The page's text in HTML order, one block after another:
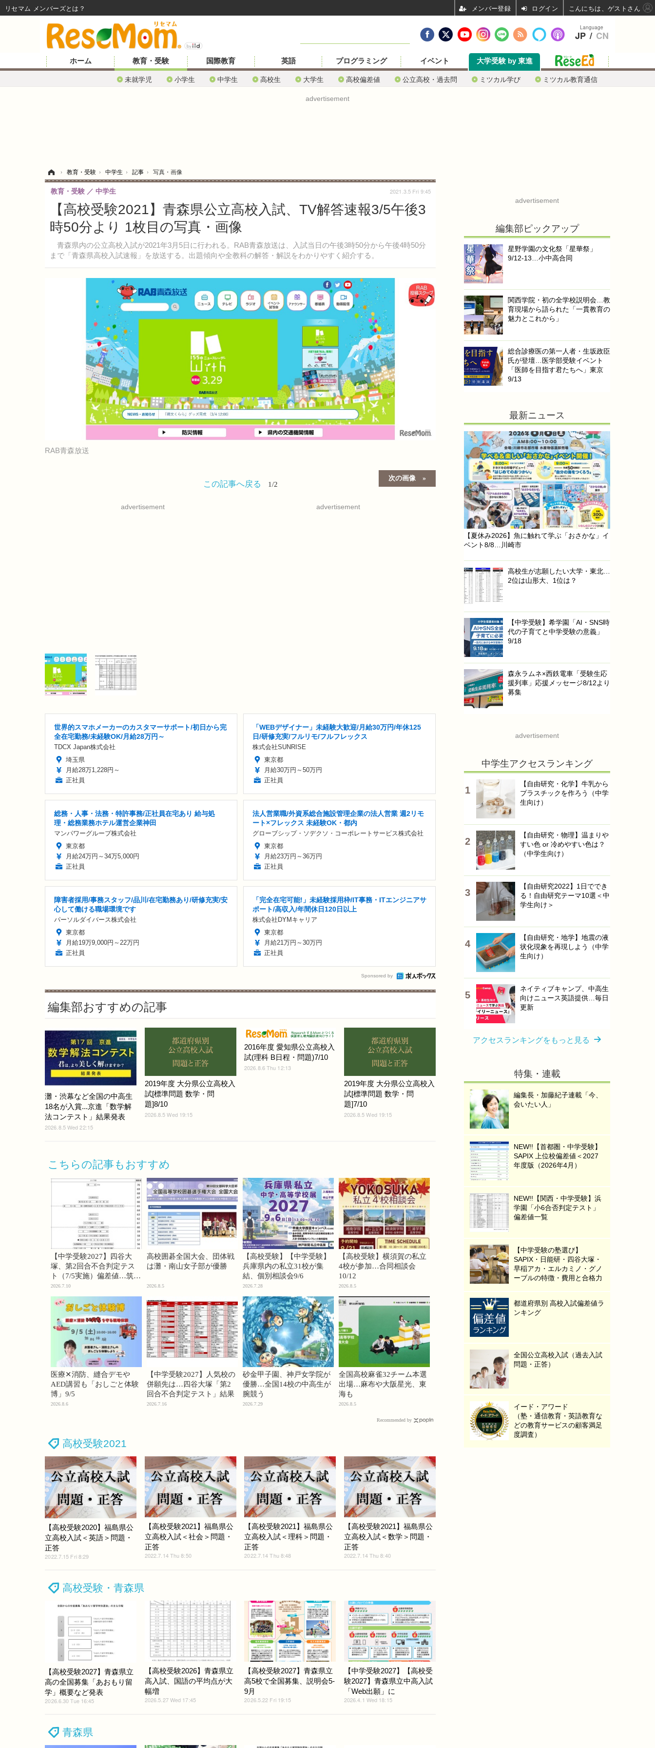
ホーム 教育・受験
未就学児 小学生 中学生 高校生 大学生 高校偏差値 公立高校・過去問 ミツカル学び ミツカル教育通信
国際教育 英語 プログラミング イベント 大学受験 by 東進
advertisement
› 教育・受験 › 中学生 › 記事 › 写真・画像
【高校受験2021】青森県公立高校入試、TV解答速報3/5午後3
時50分より 1枚目の写真・画像
青森県内の公立高校入試が2021年3月5日に行われる。RAB青森放送は、入試当日の午後3時50分から午後4時50分
まで「青森県高校入試速報」を放送する。出題傾向や全教科の解答・解説をわかりやすく紹介する。
教育・受験 中学生 2021.3.5 Fri 9:45
RAB青森放送
次の画像
この記事へ戻る 1/2
advertisement advertisement
世界的スマホメーカーのカスタマーサポート/初日から完
全在宅勤務/未経験OK/月給28万円～
TDCX Japan株式会社
埼玉県
月給28万1,228円～
正社員
「WEBデザイナー」未経験大歓迎/月給30万円/年休125
日/研修充実/フルリモ/フルフレックス
株式会社SUNRISE
東京都
月給30万円～50万円
正社員
総務・人事・法務・特許事務/正社員在宅あり 給与処
理・総務業務ホテル運営企業神田
マンパワーグループ株式会社
東京都
月給24万円～34万5,000円
正社員
法人営業職/外資系総合施設管理企業の法人営業 週2リモ
ート×フレックス 未経験OK・都内
グローブシップ・ソデクソ・コーポレートサービス株式会社
東京都
月給23万円～36万円
正社員
障害者採用/事務スタッフ/品川/在宅勤務あり/研修充実/安
心して働ける職場環境です
パーソルダイバース株式会社
東京都
月給19万9,000円～22万円
正社員
「完全在宅可能!」未経験採用枠/IT事務・ITエンジニアサ
ポート/高収入/年間休日120日以上
株式会社DYMキャリア
東京都
月給21万円～30万円
正社員
Sponsored by
編集部おすすめの記事
灘・渋幕など全国の中高生
18名が入賞...京進「数学解
法コンテスト」結果発表
2026.8.5 Wed 22:15
2019年度 大分県公立高校入
試[標準問題 数学・問
題]8/10
2026.8.5 Wed 19:15
2016年度 愛知県公立高校入
試(理科 B日程・問題)7/10
2026.8.6 Thu 12:13
2019年度 大分県公立高校入
試[標準問題 数学・問
題]7/10
2026.8.5 Wed 19:15
こちらの記事もおすすめ
【中学受験2027】四谷大
塚、第2回合不合判定テス
ト（7/5実施）偏差値…筑駒
74・桜蔭70＜PR＞
2026.7.10
高校囲碁全国大会、団体戦
は灘・南山女子部が優勝
2026.8.5
【高校受験】【中学受験】
兵庫県内の私立31校が集
結、個別相談会9/6
2026.7.28
【高校受験】横須賀の私立
4校が参加…合同相談会
10/12
2026.8.5
医療✕消防、縫合デモや
AED講習も「おしごと体験
博」9/5
2026.8.6
【中学受験2027】人気校の
併願先は…四谷大塚「第2
回合不合判定テスト」結果
2026.7.16
砂金甲子園、神戸女学院が
優勝…全国14校の中高生が
腕競う
2026.7.29
全国高校麻雀32チーム本選
出場…麻布や大阪星光、東
海も
2026.8.5
Recommended by
高校受験2021
【高校受験2020】福島県公
立高校入試＜英語＞問題・
正答
2022.7.15 Fri 8:29
【高校受験2021】福島県公
立高校入試＜社会＞問題・
正答
2022.7.14 Thu 8:50
【高校受験2021】福島県公
立高校入試＜理科＞問題・
正答
2022.7.14 Thu 8:48
【高校受験2021】福島県公
立高校入試＜数学＞問題・
正答
2022.7.14 Thu 8:40
高校受験・青森県
【高校受験2027】青森県立
高の全国募集「あおもり留
学」概要など発表
2026.6.30 Tue 16:45
【高校受験2026】青森県立
高入試、国語の平均点が大
幅増
2026.5.27 Wed 17:45
【高校受験2027】青森県立
高5校で全国募集、説明会5-
9月
2026.5.22 Fri 19:15
【中学受験2027】【高校受
験2027】青森県立中高入試
「Web出願」に
2026.4.1 Wed 18:15
青森県
advertisement
編集部ピックアップ
星野学園の文化祭「星華祭」
9/12-13…小中高合同
関西学院・初の全学校説明会…教
育現場から語られた「一貫教育の
魅力とこれから」
総合診療医の第一人者・生坂政臣
氏が登壇…医学部受験イベント
「医師を目指す君たちへ」東京
9/13
最新ニュース
【夏休み2026】魚に触れて学ぶ「おさかな」イ
ベント8/8…川崎市
高校生が志願したい大学・東北…
2位は山形大、1位は？
【中学受験】希学園「AI・SNS時
代の子育てと中学受験の意義」
9/18
森永ラムネ×西鉄電車「受験生応
援列車」応援メッセージ8/12より
募集
advertisement
中学生アクセスランキング
【自由研究・化学】牛乳から
プラスチックを作ろう（中学
生向け）
【自由研究・物理】温まりや
すい色 or 冷めやすい色は？
（中学生向け）
【自由研究2022】1日ででき
る！自由研究テーマ10選＜中
学生向け＞
【自由研究・地学】地震の液
状化現象を再現しよう（中学
生向け）
ネイティブキャンプ、中高生
向けニュース英語提供…毎日
更新
アクセスランキングをもっと見る
特集・連載
編集長・加藤紀子連載「今、
会いたい人」
NEW!!【首都圏・中学受験】
SAPIX 上位校偏差値＜2027
年度版（2026年4月）
NEW!!【関西・中学受験】浜
学園「小6合否判定テスト」
偏差値一覧
【中学受験の塾選び】
SAPIX・日能研・四谷大塚・
早稲アカ・エルカミノ・グノ
ーブルの特徴・費用と合格力
都道府県別 高校入試偏差値ラ
ンキング
全国公立高校入試（過去入試
問題・正答）
イード・アワード
（塾・通信教育・英語教育な
どの教育サービスの顧客満足
度調査）
Language
JP / CN
リセマム メンバーズ ログイン こんにちは、ゲストさん